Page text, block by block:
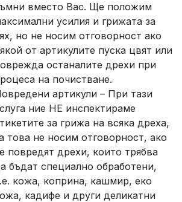
вместо Вас. Ще положим
усилия и грижата за
но не носим отговорност ако
от артикулите пуска цвят или
останалите дрехи при
на почистване.
артикули – При тази
ние НЕ инспектираме
за грижа на всяка дреха,
това не носим отговорност, ако
повредят дрехи, които трябва
бъдат специално обработени,
кожа, коприна, кашмир, еко
кадифе и други деликатни